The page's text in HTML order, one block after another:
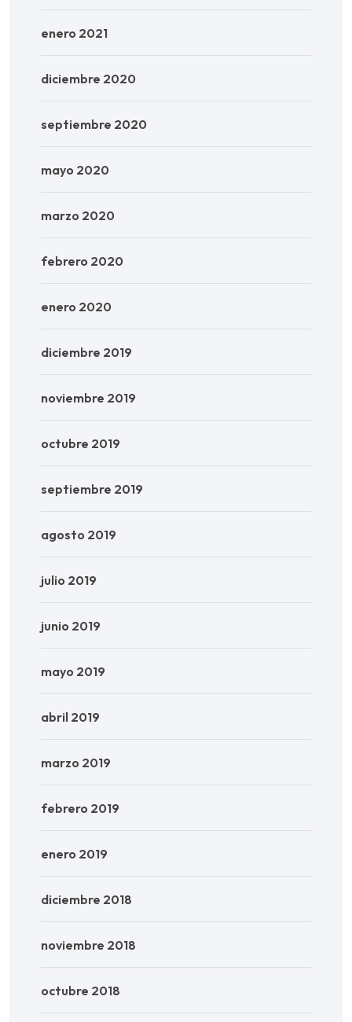
enero 2021
diciembre 2020
septiembre 2020
mayo 2020
marzo 2020
febrero 2020
enero 2020
diciembre 2019
noviembre 2019
octubre 2019
septiembre 2019
agosto 2019
julio 2019
junio 2019
mayo 2019
abril 2019
marzo 2019
febrero 2019
enero 2019
diciembre 2018
noviembre 2018
octubre 2018